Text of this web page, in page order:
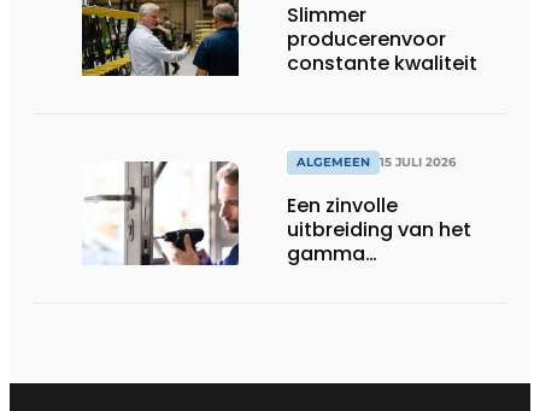
Slimmer
producerenvoor
constante kwaliteit
ALGEMEEN 15 JULI 2026
Een zinvolle
uitbreiding van het
gamma